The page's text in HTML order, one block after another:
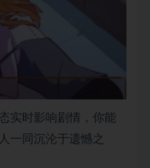
实时影响剧情，你能
一同沉沦于遗憾之